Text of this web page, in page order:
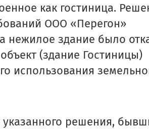
как гостиница.
ООО «Перегон»
нежилое здание было
(здание Гостиницы)
использования
указанного решения,